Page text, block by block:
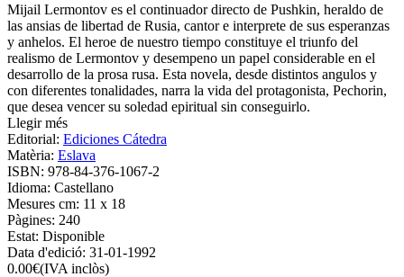
Mijail Lermontov es el continuador directo de Pushkin, heraldo de
las ansias de libertad de Rusia, cantor e interprete de sus esperanzas
y anhelos. El heroe de nuestro tiempo constituye el triunfo del
realismo de Lermontov y desempeno un papel considerable en el
desarrollo de la prosa rusa. Esta novela, desde distintos angulos y
con diferentes tonalidades, narra la vida del protagonista, Pechorin,
que desea vencer su soledad epiritual sin conseguirlo.
Llegir més
Editorial: Ediciones Cátedra
Matèria: Eslava
ISBN: 978-84-376-1067-2
Idioma: Castellano
Mesures cm: 11 x 18
Pàgines: 240
Estat: Disponible
Data d'edició: 31-01-1992
0.00€(IVA inclòs)